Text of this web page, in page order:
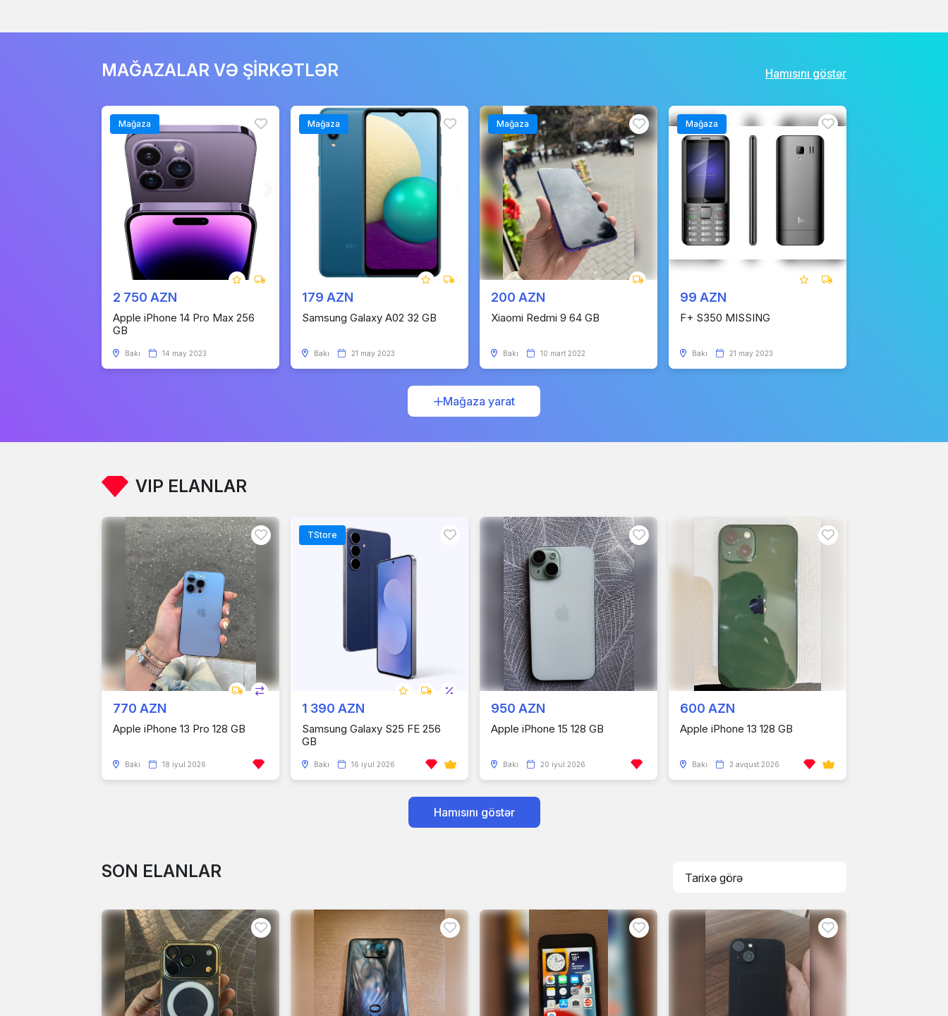
MAĞAZALAR VƏ ŞİRKƏTLƏR Hamısını göstər
Mağaza
2 750 AZN
Apple iPhone 14 Pro Max 256
GB
Bakı 14 may 2023
Mağaza
179 AZN
Samsung Galaxy A02 32 GB
Bakı 21 may 2023
Mağaza
200 AZN
Xiaomi Redmi 9 64 GB
Bakı 10 mart 2022
Mağaza
99 AZN
F+ S350 MISSING
Bakı 21 may 2023
Mağaza yarat
VIP ELANLAR
770 AZN
Apple iPhone 13 Pro 128 GB
Bakı 18 iyul 2026
TStore
1 390 AZN
Samsung Galaxy S25 FE 256
GB
Bakı 16 iyul 2026
950 AZN
Apple iPhone 15 128 GB
Bakı 20 iyul 2026
600 AZN
Apple iPhone 13 128 GB
Bakı 3 avqust 2026
Hamısını göstər
SON ELANLAR